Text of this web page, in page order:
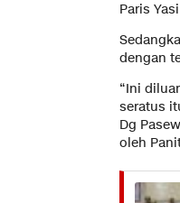
Paris
dengan
“Ini
seratus
Dg
oleh